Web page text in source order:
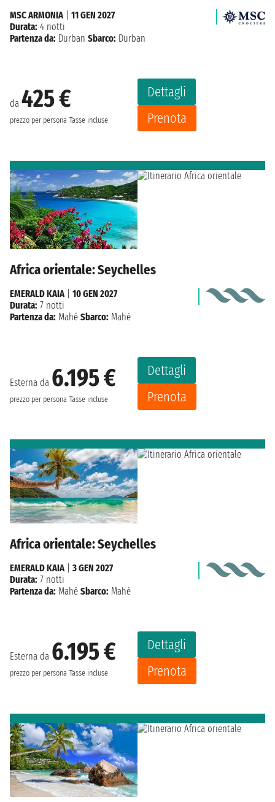
da 425 €
prezzo per persona Tasse incluse
Dettagli
Prenota
MSC ARMONIA| 11 GEN 2027
Durata: 4 notti
Partenza da: Durban Sbarco: Durban
Africa orientale: Seychelles
Esterna da 6.195 €
prezzo per persona Tasse incluse
Dettagli
Prenota
EMERALD KAIA| 10 GEN 2027
Durata: 7 notti
Partenza da: Mahé Sbarco: Mahé
Africa orientale: Seychelles
Esterna da 6.195 €
prezzo per persona Tasse incluse
Dettagli
Prenota
EMERALD KAIA
3 GEN 2027
Durata: 7 notti
Partenza da: Mahé Sbarco: Mahé